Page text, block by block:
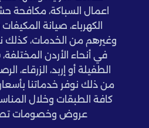
اعمال السباكة، مكافحة
الكهرباء، صيانة
وغيرهم من الخدمات، كذلك
في أنحاء الأردن
الطفيلة أو إربد، الزرقاء،
من ذلك نوفر خدماتنا
كافة الطبقات وخلال
عروض وخصومات تصل